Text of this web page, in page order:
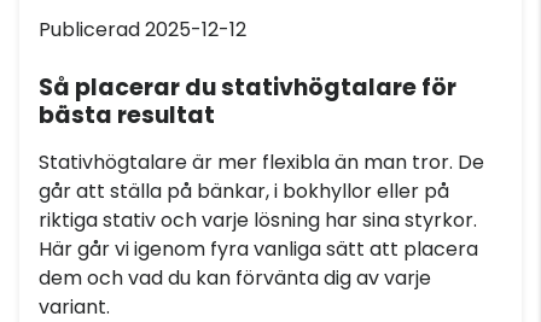
Publicerad 2025-12-12
Så placerar du stativhögtalare för
bästa resultat
Stativhögtalare är mer flexibla än man tror. De
går att ställa på bänkar, i bokhyllor eller på
riktiga stativ och varje lösning har sina styrkor.
Här går vi igenom fyra vanliga sätt att placera
dem och vad du kan förvänta dig av varje
variant.